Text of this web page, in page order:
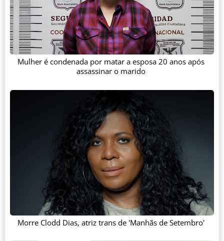
Mulher é condenada por matar a esposa 20 anos após
assassinar o marido
Morre Clodd Dias, atriz trans de 'Manhãs de Setembro'